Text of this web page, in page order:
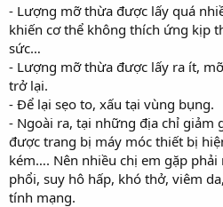
- Lượng mỡ thừa được lấy quá
khiến cơ thể không thích ứng kịp
sức…
- Lượng mỡ thừa được lấy ra ít,
trở lại.
- Để lại sẹo to, xấu tại vùng bụng.
- Ngoài ra, tại những địa chỉ giảm
được trang bị máy móc thiết bị
kém…. Nên nhiều chị em gặp
phổi, suy hô hấp, khó thở, viêm
tính mạng.